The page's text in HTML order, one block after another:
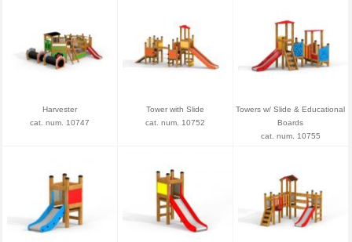
Harvester
cat. num. 10747
Tower with Slide
cat. num. 10752
Towers w/ Slide & Educational
Boards
cat. num. 10755